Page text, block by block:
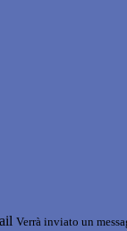
Verrà inviato un